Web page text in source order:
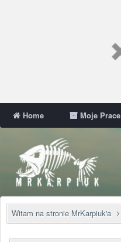
Home Moje Prace
Witam na stronie MrKarpiuk'a